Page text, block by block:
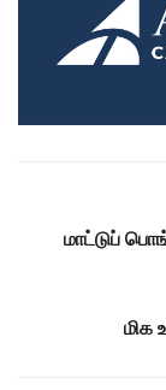
மாட்டுப்
மிக